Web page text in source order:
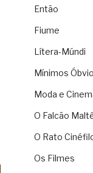
Então
Fiume
Lítera-Múndi
Mínimos
Moda e
O Falcão
O Rato
Os Filmes